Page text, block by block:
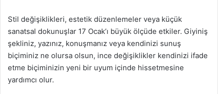
Stil değişiklikleri, estetik düzenlemeler veya küçük
sanatsal dokunuşlar 17 Ocak’ı büyük ölçüde etkiler. Giyiniş
şekliniz, yazınız, konuşmanız veya kendinizi sunuş
biçiminiz ne olursa olsun, ince değişiklikler kendinizi ifade
etme biçiminizin yeni bir uyum içinde hissetmesine
yardımcı olur.